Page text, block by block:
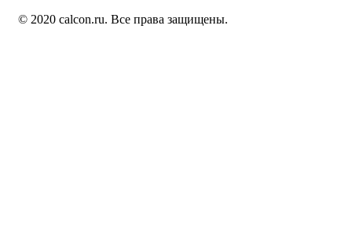
© 2020 calcon.ru. Все права защищены.